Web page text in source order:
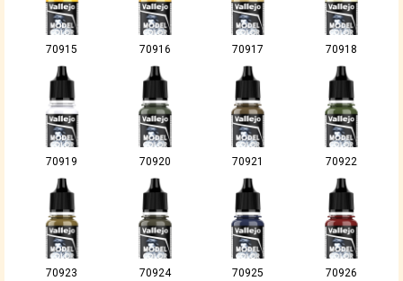
70915 70916 70917 70918
70919 70920 70921 70922
70923 70924 70925 70926